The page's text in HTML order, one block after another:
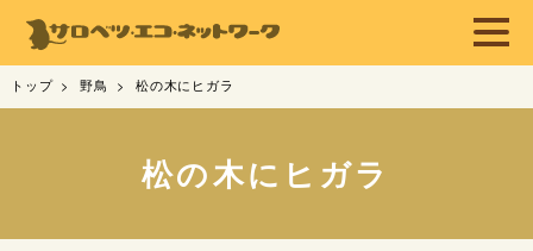
トップ 野鳥 松の木にヒガラ
松の木にヒガラ